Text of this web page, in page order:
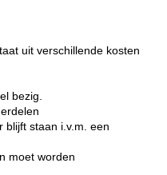
uit verschillende kosten
bezig.
blijft staan i.v.m. een
moet worden